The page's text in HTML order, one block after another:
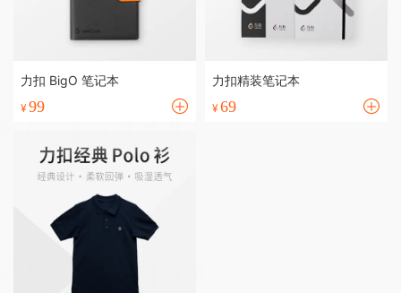
力扣 BigO 笔记本
¥99
力扣精装笔记本
¥69